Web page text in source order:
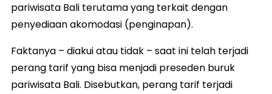
pariwisata Bali terutama yang terkait dengan
penyediaan akomodasi (penginapan).
Faktanya – diakui atau tidak – saat ini telah terjadi
perang tarif yang bisa menjadi preseden buruk
pariwisata Bali. Disebutkan, perang tarif terjadi